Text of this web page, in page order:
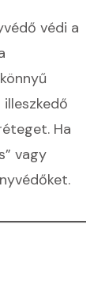
védi a
Ha
vagy